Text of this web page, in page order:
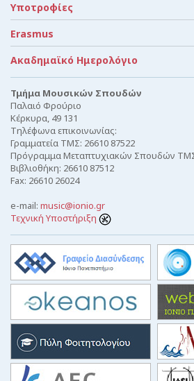
Υποτροφίες
Erasmus
Ακαδημαϊκό Ημερολόγιο
Τμήμα Μουσικών Σπουδών
Παλαιό Φρούριο
Κέρκυρα, 49 131
Τηλέφωνα επικοινωνίας:
Γραμματεία ΤΜΣ: 26610 87522
Πρόγραμμα Μεταπτυχιακών Σπουδών
Βιβλιοθήκη: 26610 87512
Fax: 26610 26024
e-mail: music@ionio.gr
Τεχνική Υποστήριξη